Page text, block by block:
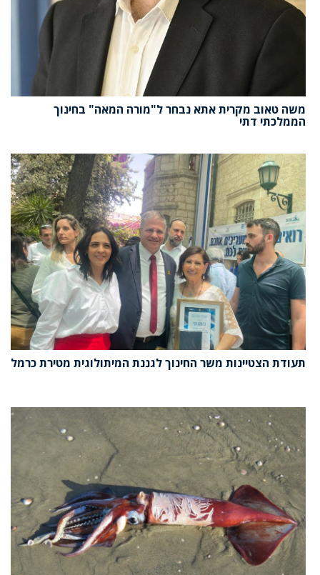
משה טאוב מקרית אתא נבחר ל"מורה המאה" בחינוך
הממלכתי דתי
תעודת הצטיינות משר החינוך לגננת המיתולוגית מטירת כרמל